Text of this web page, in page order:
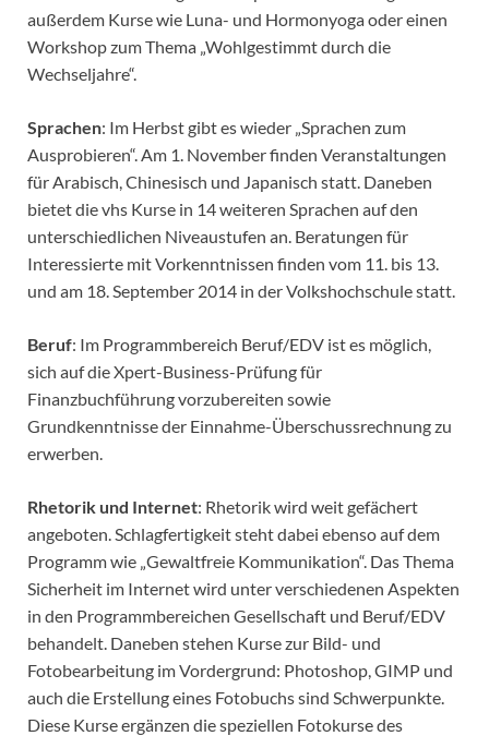
außerdem Kurse wie Luna- und Hormonyoga oder einen
Workshop zum Thema „Wohlgestimmt durch die
Wechseljahre“.
Sprachen: Im Herbst gibt es wieder „Sprachen zum
Ausprobieren“. Am 1. November finden Veranstaltungen
für Arabisch, Chinesisch und Japanisch statt. Daneben
bietet die vhs Kurse in 14 weiteren Sprachen auf den
unterschiedlichen Niveaustufen an. Beratungen für
Interessierte mit Vorkenntnissen finden vom 11. bis 13.
und am 18. September 2014 in der Volkshochschule statt.
Beruf: Im Programmbereich Beruf/EDV ist es möglich,
sich auf die Xpert-Business-Prüfung für
Finanzbuchführung vorzubereiten sowie
Grundkenntnisse der Einnahme-Überschussrechnung zu
erwerben.
Rhetorik und Internet: Rhetorik wird weit gefächert
angeboten. Schlagfertigkeit steht dabei ebenso auf dem
Programm wie „Gewaltfreie Kommunikation“. Das Thema
Sicherheit im Internet wird unter verschiedenen Aspekten
in den Programmbereichen Gesellschaft und Beruf/EDV
behandelt. Daneben stehen Kurse zur Bild- und
Fotobearbeitung im Vordergrund: Photoshop, GIMP und
auch die Erstellung eines Fotobuchs sind Schwerpunkte.
Diese Kurse ergänzen die speziellen Fotokurse des